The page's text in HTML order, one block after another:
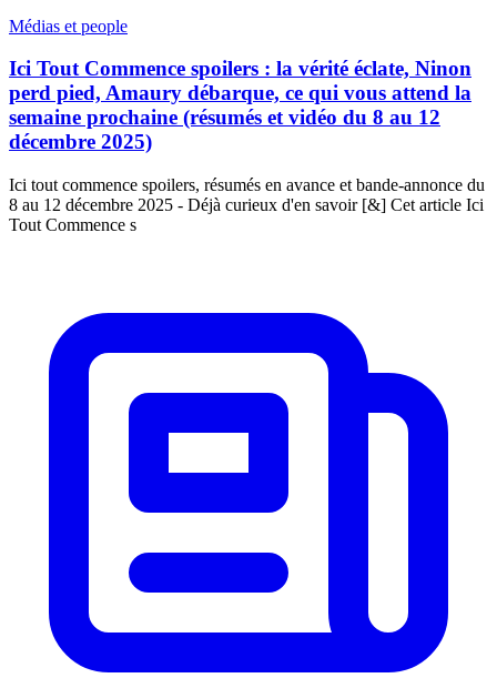
Médias et people
Ici Tout Commence spoilers : la vérité éclate, Ninon
perd pied, Amaury débarque, ce qui vous attend la
semaine prochaine (résumés et vidéo du 8 au 12
décembre 2025)
Ici tout commence spoilers, résumés en avance et bande-annonce du
8 au 12 décembre 2025 - Déjà curieux d'en savoir [&] Cet article Ici
Tout Commence s